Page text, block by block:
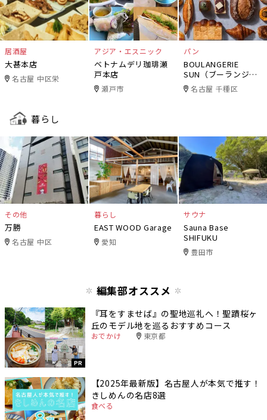
居酒屋
大甚本店
名古屋 中区栄
アジア・エスニック
ベトナムデリ珈琲瀬
戸本店
瀬戸市
パン
BOULANGERIE
SUN（ブーランジェ
リー・サン）
名古屋 千種区
暮らし
その他
万勝
名古屋 中区
暮らし
EAST WOOD Garage
愛知
サウナ
Sauna Base
SHIFUKU
豊田市
編集部オススメ
PR
『耳をすませば』の聖地巡礼へ！聖蹟桜ヶ
丘のモデル地を巡るおすすめコース
おでかけ 東京都
【2025年最新版】名古屋人が本気で推す！
きしめんの名店8選
食べる